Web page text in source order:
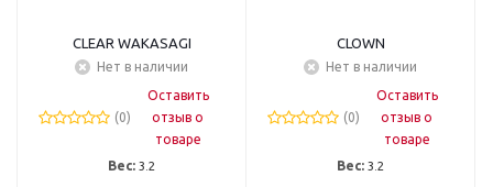
CLEAR WAKASAGI
Нет в наличии
(0)
Оставить
отзыв о
товаре
Вес: 3.2
CLOWN
Нет в наличии
(0)
Оставить
отзыв о
товаре
Вес: 3.2